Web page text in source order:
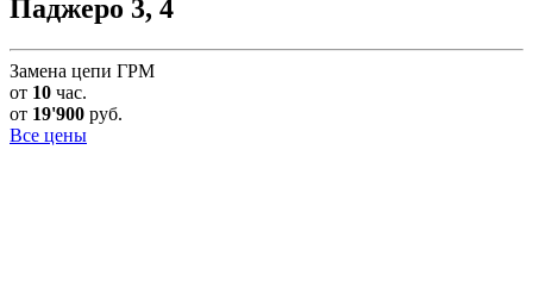
Паджеро 3, 4
Замена цепи ГРМ
от 10 час.
от 19'900 руб.
Все цены